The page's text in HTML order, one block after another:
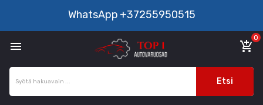
WhatsApp +37255950515
 add_shopping_cart
0
Etsi